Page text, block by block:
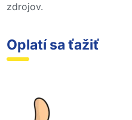
zdrojov.
Oplatí sa ťažiť